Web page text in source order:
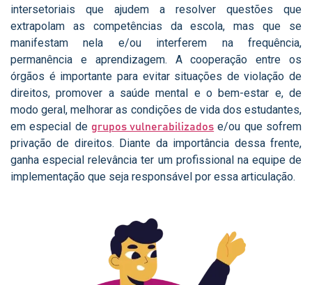
intersetoriais que ajudem a resolver questões que
extrapolam as competências da escola, mas que se
manifestam nela e/ou interferem na frequência,
permanência e aprendizagem. A cooperação entre os
órgãos é importante para evitar situações de violação de
direitos, promover a saúde mental e o bem-estar e, de
modo geral, melhorar as condições de vida dos estudantes,
em especial de grupos vulnerabilizados e/ou que sofrem
privação de direitos. Diante da importância dessa frente,
ganha especial relevância ter um profissional na equipe de
implementação que seja responsável por essa articulação.